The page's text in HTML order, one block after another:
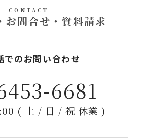
CONTACT
お問合せ・資料請求
でのお問い合わせ
6681
( 土 / 日 / 祝 休業 )